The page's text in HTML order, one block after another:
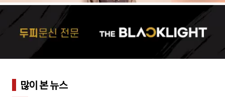
많이 본 뉴스